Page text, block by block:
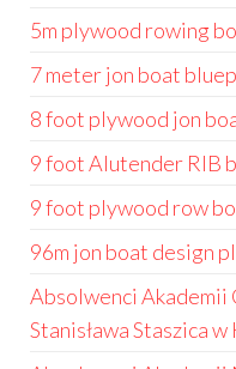
5m plywood rowing
7 meter jon boat
8 foot plywood jon
9 foot Alutender RIB
9 foot plywood row
96m jon boat design
Absolwenci Akademii
Stanisława Staszica